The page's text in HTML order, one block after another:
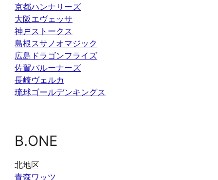
京都ハンナリーズ
大阪エヴェッサ
神戸ストークス
島根スサノオマジック
広島ドラゴンフライズ
佐賀バルーナーズ
長崎ヴェルカ
琉球ゴールデンキングス
B.ONE
北地区
青森ワッツ